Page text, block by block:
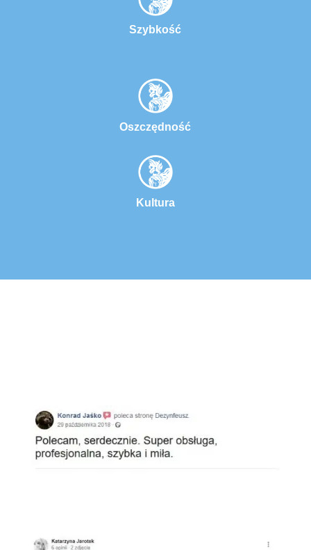
Szybkość
Oszczędność
Kultura